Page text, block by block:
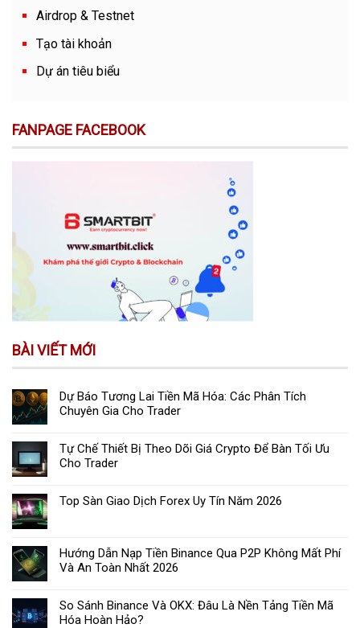
Airdrop & Testnet
Tạo tài khoản
Dự án tiêu biểu
FANPAGE FACEBOOK
BÀI VIẾT MỚI
Dự Báo Tương Lai Tiền Mã Hóa: Các Phân Tích
Chuyên Gia Cho Trader
Tự Chế Thiết Bị Theo Dõi Giá Crypto Để Bàn Tối Ưu
Cho Trader
Top Sàn Giao Dịch Forex Uy Tín Năm 2026
Hướng Dẫn Nạp Tiền Binance Qua P2P Không Mất Phí
Và An Toàn Nhất 2026
So Sánh Binance Và OKX: Đâu Là Nền Tảng Tiền Mã
Hóa Hoàn Hảo?